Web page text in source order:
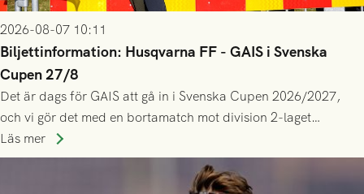
2026-08-07 10:11
Biljettinformation: Husqvarna FF - GAIS i Svenska
Cupen 27/8
Det är dags för GAIS att gå in i Svenska Cupen 2026/2027,
och vi gör det med en bortamatch mot division 2-laget
Husqvarna FF. Häng med och stötta grönsvart på plats!
Läs mer